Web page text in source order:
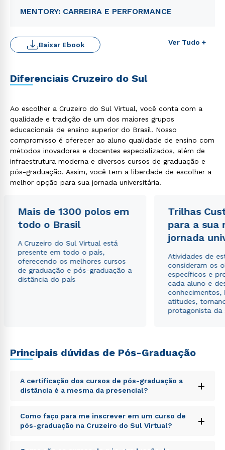
MENTORY: CARREIRA E PERFORMANCE
Ver Tudo +
Baixar Ebook
Diferenciais Cruzeiro do Sul
Ao escolher a Cruzeiro do Sul Virtual, você conta com a
qualidade e tradição de um dos maiores grupos
educacionais de ensino superior do Brasil. Nosso
compromisso é oferecer ao aluno qualidade de ensino com
métodos inovadores e docentes especializados, além de
infraestrutura moderna e diversos cursos de graduação e
pós-graduação. Assim, você tem a liberdade de escolher a
melhor opção para sua jornada universitária.
Mais de 1300 polos em
todo o Brasil
A Cruzeiro do Sul Virtual está
presente em todo o país,
oferecendo os melhores cursos
de graduação e pós-graduação a
distância do país
Trilhas
para a sua
jornada
Atividades de
consideram os
específicos e
cada aluno e
conhecimentos,
atitudes,
protagonista da
Principais dúvidas de Pós-Graduação
A certificação dos cursos de pós-graduação a
distância é a mesma da presencial?
+
Sed ut perspiciatis unde omnis iste natus error sit
voluptatem accusantium doloremque laudantium,
totam rem aperiam, eaque ipsa quae ab illo inventore
Como faço para me inscrever em um curso de
pós-graduação na Cruzeiro do Sul Virtual?
+
Sed ut perspiciatis unde omnis iste natus error sit
WhatsApp
ou
autorizo que meus dados sejam utilizados para o
envio de conteúdos da Cruzeiro do Sul.